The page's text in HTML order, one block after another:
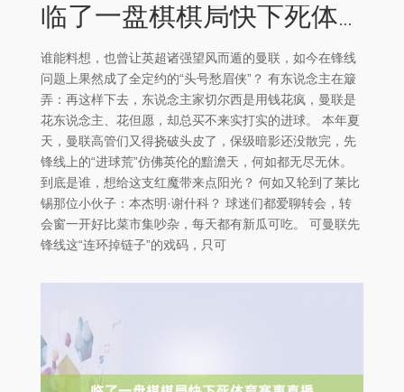
临了一盘棋棋局快下死体育赛事直播
谁能料想，也曾让英超诸强望风而遁的曼联，如今在锋线
问题上果然成了全定约的“头号愁眉侠”？ 有东说念主在簸
弄：再这样下去，东说念主家切尔西是用钱花疯，曼联是
花东说念主、花但愿，却总买不来实打实的进球。 本年夏
天，曼联高管们又得挠破头皮了，保级暗影还没散完，先
锋线上的“进球荒”仿佛英伦的黯澹天，何如都无尽无休。
到底是谁，想给这支红魔带来点阳光？ 何如又轮到了莱比
锡那位小伙子：本杰明·谢什科？ 球迷们都爱聊转会，转
会窗一开好比菜市集吵杂，每天都有新瓜可吃。 可曼联先
锋线这“连环掉链子”的戏码，只可